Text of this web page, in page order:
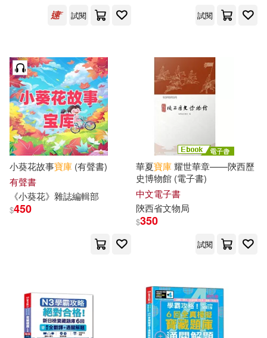
劉文娜(1)
劉文娜等（主編）(1)
劉文娜（主編）(1)
劉正坤，陶林生（編著）(1)
劉翔(1) 卓越教育(1)
南寶生(1)
南方兒童財智開發中心編繪(1)
吳冠儀(1)
中國輕工業出版社(1)
人民武警出版社(1)
光明日報出版社(1)
內蒙古人民出版社(1)
北京工藝美術出版社(1)
北京科學技術出版社(1)
試閱 試閱
小葵花故事寶庫 (有聲書)
有聲書
《小葵花》雜誌編輯部
$450
華夏寶庫耀世華章——陝西歷
史博物館 (電子書)
中文電子書
陝西省文物局
$350
試閱